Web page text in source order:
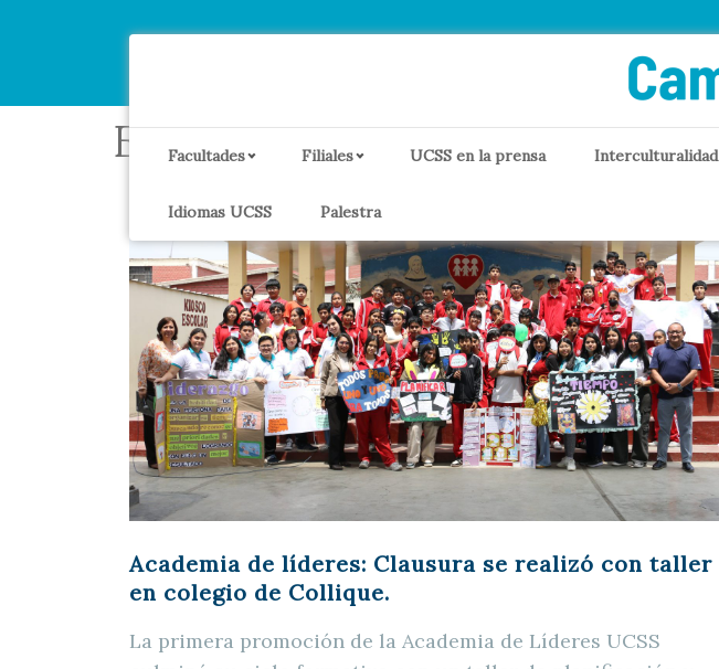
Facultades Filiales UCSS en la prensa Interculturalidad
Idiomas UCSS Palestra
Etiqueta:Collique
Academia de líderes: Clausura se realizó con taller
en colegio de Collique.
La primera promoción de la Academia de Líderes UCSS